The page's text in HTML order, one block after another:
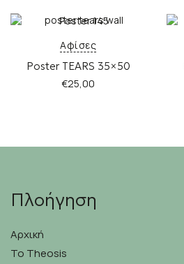
Αφίσες
Poster TEARS 35×50
€25,00
Πλοήγηση
Αρχική
Το Theosis